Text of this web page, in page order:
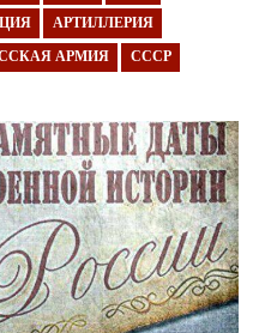
АРТИЛЛЕРИЯ
АРМИЯ СССР